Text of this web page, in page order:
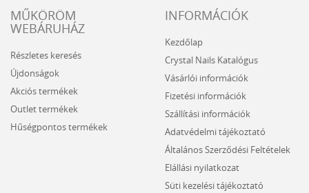
MŰKÖRÖM
WEBÁRUHÁZ
Részletes keresés
Újdonságok
Akciós termékek
Outlet termékek
Hűségpontos termékek
INFORMÁCIÓK
Kezdőlap
Crystal Nails Katalógus
Vásárlói információk
Fizetési információk
Szállítási információk
Adatvédelmi tájékoztató
Általános Szerződési Feltételek
Elállási nyilatkozat
Süti kezelési tájékoztató